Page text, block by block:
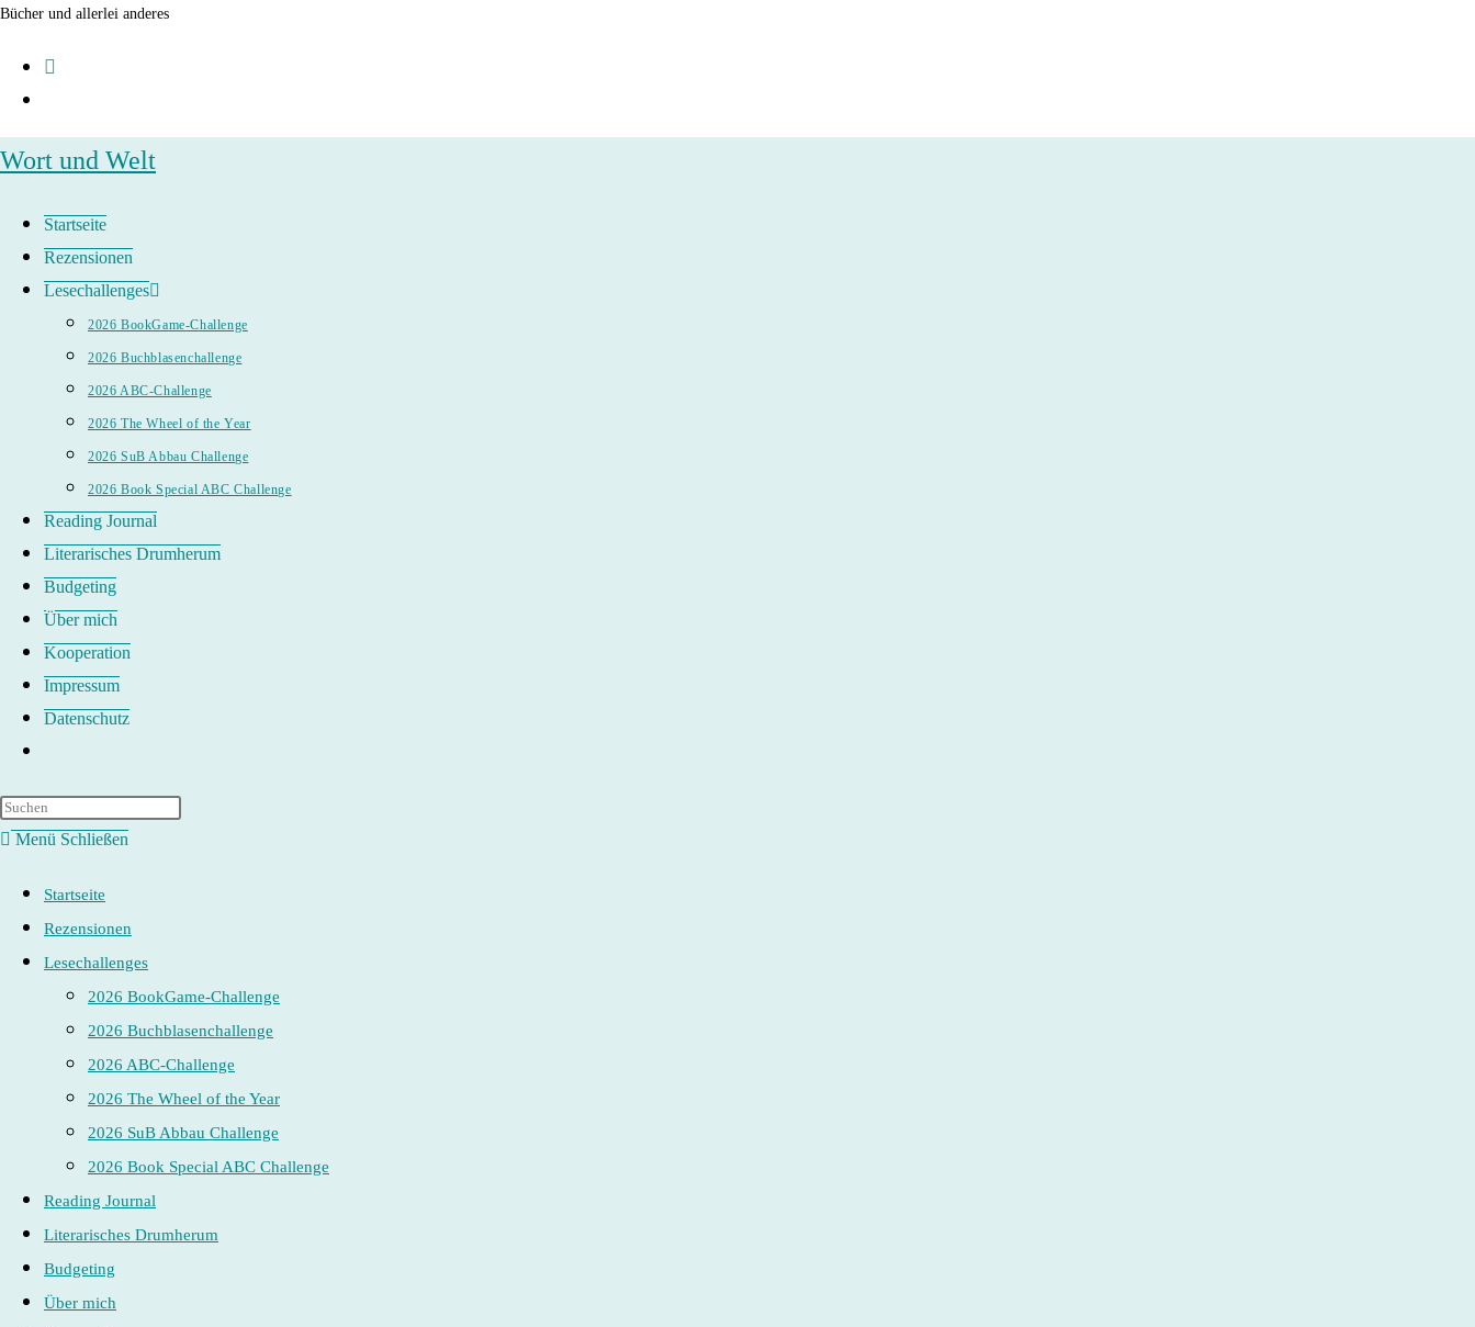
Zum
springen
Bücher und allerlei anderes
Wort und Welt
Startseite
Rezensionen
Lesechallenges
2026 BookGame-Challenge
2026 Buchblasenchallenge
2026 ABC-Challenge
2026 The Wheel of the Year
2026 SuB Abbau Challenge
2026 Book Special ABC Challenge
Reading Journal
Literarisches Drumherum
Budgeting
Über mich
Kooperation
Impressum
Datenschutz
umschalten
Menü Schließen
Startseite
Rezensionen
Lesechallenges
2026 BookGame-Challenge
2026 Buchblasenchallenge
2026 ABC-Challenge
2026 The Wheel of the Year
2026 SuB Abbau Challenge
2026 Book Special ABC Challenge
Reading Journal
Literarisches Drumherum
Budgeting
Über mich